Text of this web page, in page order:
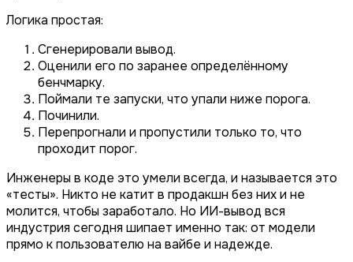
Логика простая:
Сгенерировали вывод.
Оценили его по заранее определённому
бенчмарку.
Поймали те запуски, что упали ниже порога.
Починили.
Перепрогнали и пропустили только то, что
проходит порог.
Инженеры в коде это умели всегда, и называется это
«тесты». Никто не катит в продакшн без них и не
молится, чтобы заработало. Но ИИ-вывод вся
индустрия сегодня шипает именно так: от модели
прямо к пользователю на вайбе и надежде.